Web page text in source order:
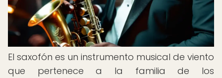
El saxofón es un instrumento musical de viento
que pertenece a la familia de los